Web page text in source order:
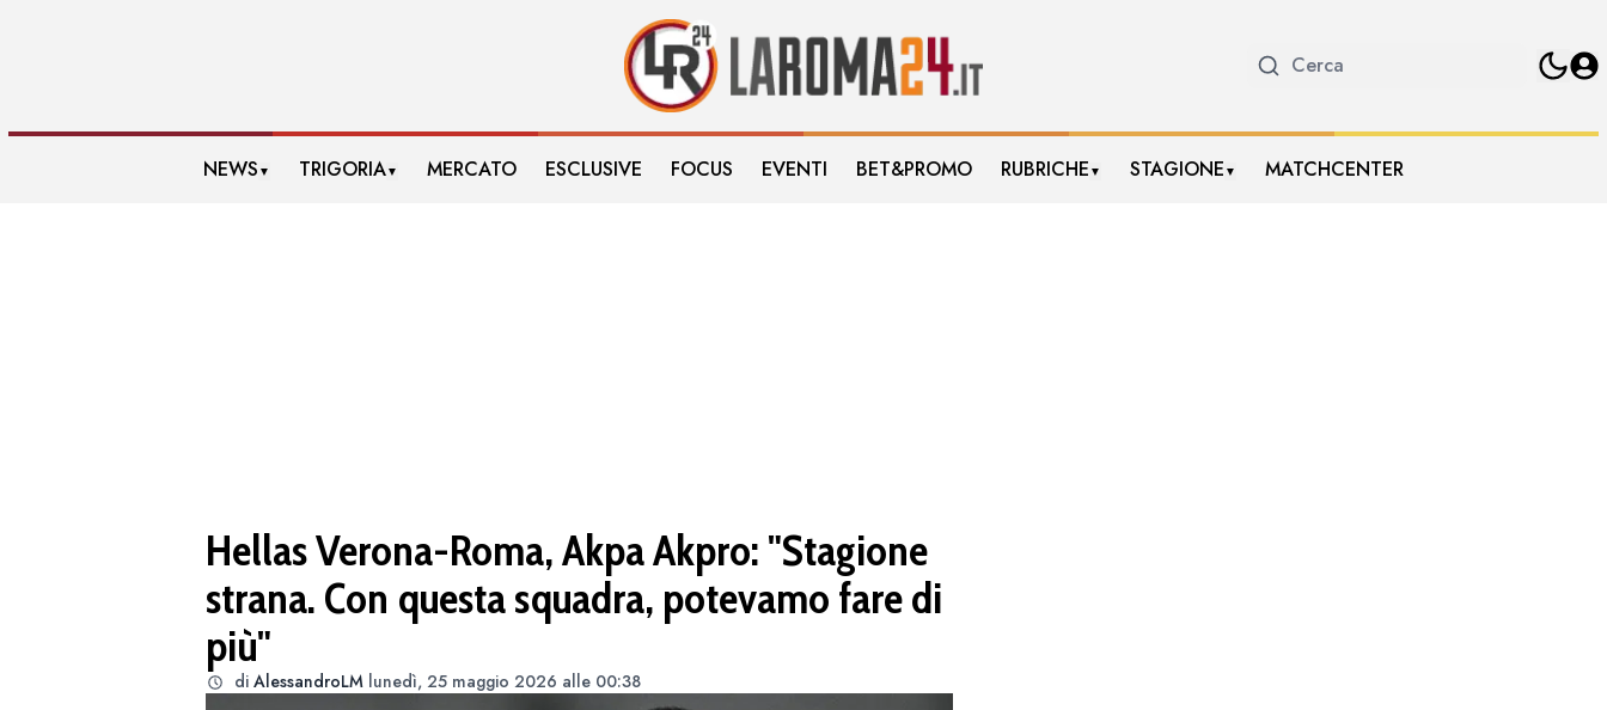
NEWS ▼ TRIGORIA▼ MERCATO ESCLUSIVE FOCUS EVENTI BET&PROMO RUBRICHE ▼ STAGIONE ▼ MATCHCENTER
Hellas Verona-Roma, Akpa Akpro: "Stagione
strana. Con questa squadra, potevamo fare di
più"
di AlessandroLM lunedì, 25 maggio 2026 alle 00:38